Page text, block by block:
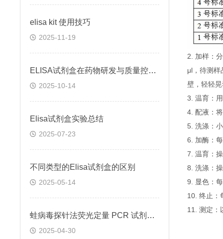
elisa kit 使用技巧
2025-11-19
ELISA试剂盒在药物研发与质量控制中的应用实践
2025-10-14
Elisa试剂盒实验总结
2025-07-23
不同类型的Elisa试剂盒的区别
2025-05-14
蛙病毒探针法荧光定量 PCR 试剂盒定量定性检测
2025-04-30
2. 加样：
μl，待测样
壁，轻轻
3. 温育：
4. 配液：
5. 洗涤：
6. 加酶：
7. 温育：
8. 洗涤：
9. 显色：
10. 终止：
11. 测定：